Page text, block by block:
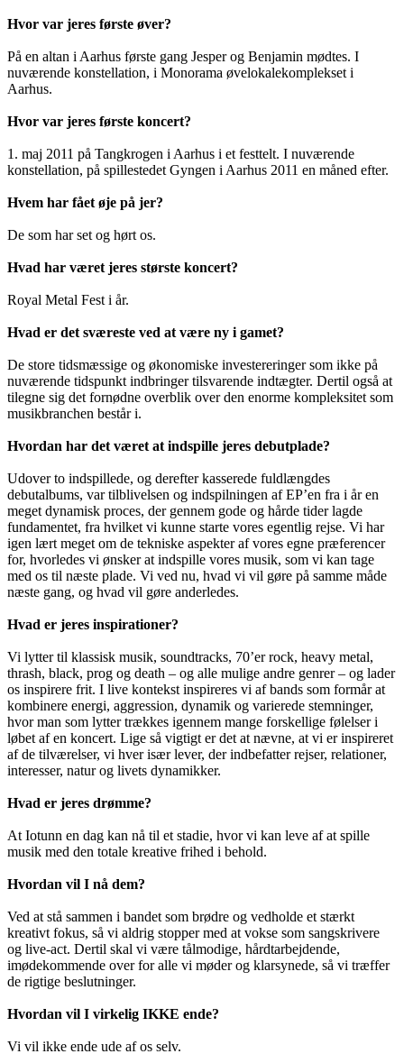
Hvor var jeres første øver?
På en altan i Aarhus første gang Jesper og Benjamin mødtes. I
nuværende konstellation, i Monorama øvelokalekomplekset i
Aarhus.
Hvor var jeres første koncert?
1. maj 2011 på Tangkrogen i Aarhus i et festtelt. I nuværende
konstellation, på spillestedet Gyngen i Aarhus 2011 en måned efter.
Hvem har fået øje på jer?
De som har set og hørt os.
Hvad har været jeres største koncert?
Royal Metal Fest i år.
Hvad er det sværeste ved at være ny i gamet?
De store tidsmæssige og økonomiske investereringer som ikke på
nuværende tidspunkt indbringer tilsvarende indtægter. Dertil også at
tilegne sig det fornødne overblik over den enorme kompleksitet som
musikbranchen består i.
Hvordan har det været at indspille jeres debutplade?
Udover to indspillede, og derefter kasserede fuldlængdes
debutalbums, var tilblivelsen og indspilningen af EP’en fra i år en
meget dynamisk proces, der gennem gode og hårde tider lagde
fundamentet, fra hvilket vi kunne starte vores egentlig rejse. Vi har
igen lært meget om de tekniske aspekter af vores egne præferencer
for, hvorledes vi ønsker at indspille vores musik, som vi kan tage
med os til næste plade. Vi ved nu, hvad vi vil gøre på samme måde
næste gang, og hvad vil gøre anderledes.
Hvad er jeres inspirationer?
Vi lytter til klassisk musik, soundtracks, 70’er rock, heavy metal,
thrash, black, prog og death – og alle mulige andre genrer – og lader
os inspirere frit. I live kontekst inspireres vi af bands som formår at
kombinere energi, aggression, dynamik og varierede stemninger,
hvor man som lytter trækkes igennem mange forskellige følelser i
løbet af en koncert. Lige så vigtigt er det at nævne, at vi er inspireret
af de tilværelser, vi hver især lever, der indbefatter rejser, relationer,
interesser, natur og livets dynamikker.
Hvad er jeres drømme?
At Iotunn en dag kan nå til et stadie, hvor vi kan leve af at spille
musik med den totale kreative frihed i behold.
Hvordan vil I nå dem?
Ved at stå sammen i bandet som brødre og vedholde et stærkt
kreativt fokus, så vi aldrig stopper med at vokse som sangskrivere
og live-act. Dertil skal vi være tålmodige, hårdtarbejdende,
imødekommende over for alle vi møder og klarsynede, så vi træffer
de rigtige beslutninger.
Hvordan vil I virkelig IKKE ende?
Vi vil ikke ende ude af os selv.